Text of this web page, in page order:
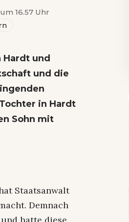
16.57 Uhr
Hardt und
und die
in Hardt
Sohn mit
Staatsanwalt
Demnach
hatte diese